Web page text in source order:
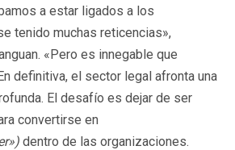
a estar ligados a los
tenido muchas reticencias»,
«Pero es innegable que
definitiva, el sector legal afronta una
El desafío es dejar de ser
convertirse en
dentro de las organizaciones.